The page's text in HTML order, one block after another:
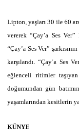
Lipton, yaşları 30 ile 60
vererek “Çay’a Ses
“Çay’a Ses Ver”
karşılandı. “Çay’a Ses
eğlenceli ritimler
doğumundan gün
yaşamlarından kesitlerin
KÜNYE